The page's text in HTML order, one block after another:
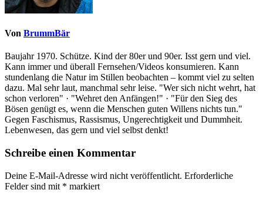
Von BrummBär
Baujahr 1970. Schütze. Kind der 80er und 90er. Isst gern und viel.
Kann immer und überall Fernsehen/Videos konsumieren. Kann
stundenlang die Natur im Stillen beobachten – kommt viel zu selten
dazu. Mal sehr laut, manchmal sehr leise. "Wer sich nicht wehrt, hat
schon verloren" · "Wehret den Anfängen!" · "Für den Sieg des
Bösen genügt es, wenn die Menschen guten Willens nichts tun."
Gegen Faschismus, Rassismus, Ungerechtigkeit und Dummheit.
Lebenwesen, das gern und viel selbst denkt!
Schreibe einen Kommentar
Deine E-Mail-Adresse wird nicht veröffentlicht. Erforderliche
Felder sind mit * markiert